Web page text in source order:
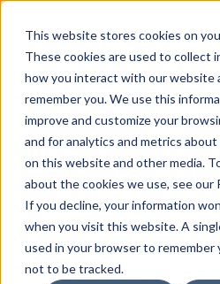
This website stores cookies on
These cookies are used to collect
how you interact with our website
remember you. We use this
improve and customize your
and for analytics and metrics
on this website and other media.
about the cookies we use, see our
If you decline, your information
when you visit this website. A
used in your browser to remember
not to be tracked.
Publicerat: 2024-03-04 08:36:12
Syncro Group:
stigande
Även om tillväxten avtog
ser vi att Syncro Group (alt.
ytterligare ett kliv upp på